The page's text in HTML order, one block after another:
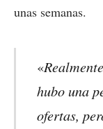
unas semanas.
«
hubo una
ofertas,